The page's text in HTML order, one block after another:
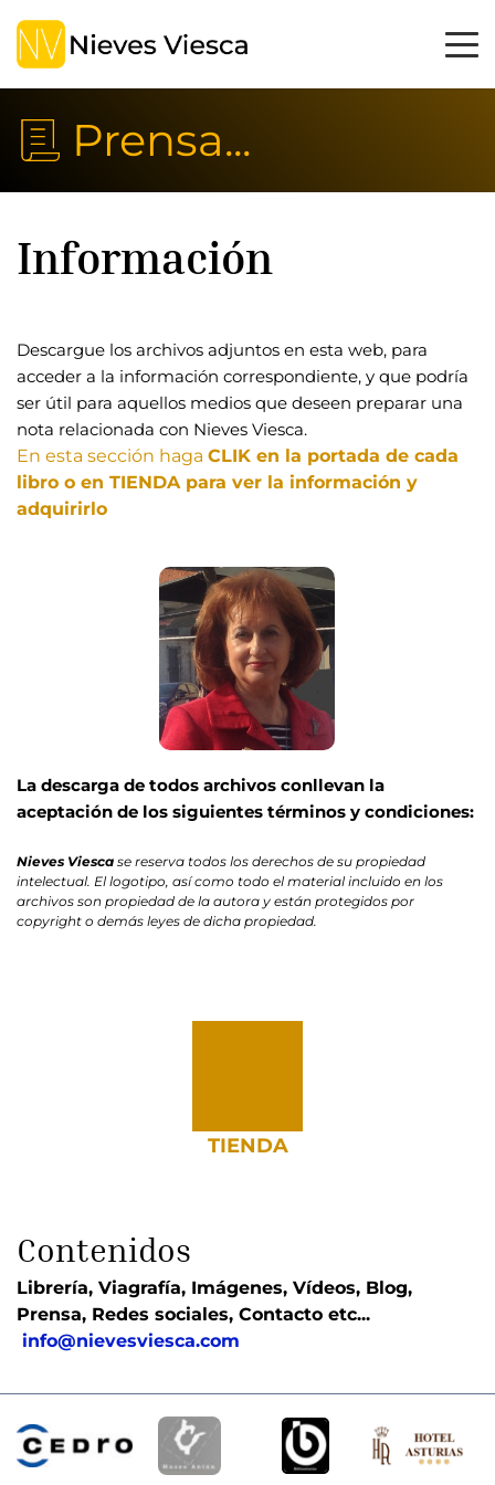
Prensa...
Información
Descargue los archivos adjuntos en esta web, para
acceder a la información correspondiente, y que podría
ser útil para aquellos medios que deseen preparar una
nota relacionada con Nieves Viesca.
En esta sección haga CLIK en la portada de cada
libro o en TIENDA para ver la información y
adquirirlo
La descarga de todos archivos conllevan la
aceptación de los siguientes términos y condiciones:
Nieves Viesca se reserva todos los derechos de su propiedad
intelectual. El logotipo, así como todo el material incluido en los
archivos son propiedad de la autora y están protegidos por
copyright o demás leyes de dicha propiedad.
TIENDA
Contenidos
Librería, Viagrafía, Imágenes, Vídeos, Blog,
Prensa, Redes sociales, Contacto etc...
info@nievesviesca.com